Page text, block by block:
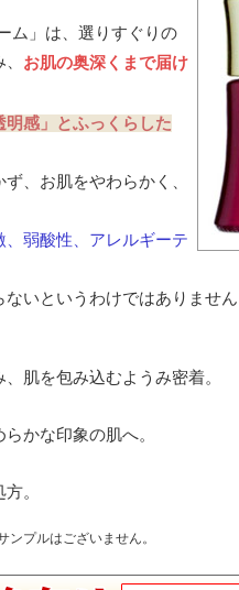
ム」は、選りすぐりの
お肌の奥深くまで届け
明感」とふっくらした
、お肌をやわらかく、
弱酸性、アレルギーテ
いというわけではありませ
肌を包み込むようみ密着。
かな印象の肌へ。
。
ンプルはございません。